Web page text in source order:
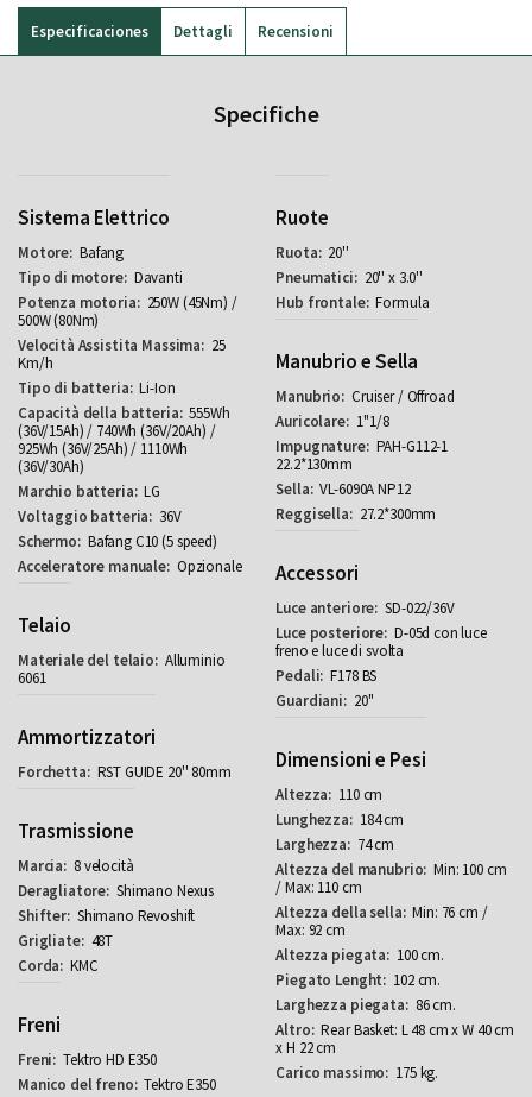
Especificaciones
Specifiche
Sistema Elettrico
Bafang
Davanti
250W (45Nm) /
500W (80Nm)
25
Km/h
Li-Ion
555Wh
(36V/15Ah) / 740Wh (36V/20Ah) /
925Wh (36V/25Ah) / 1110Wh
(36V/30Ah)
LG
36V
Bafang C10 (5 speed)
Opzionale
Telaio
Alluminio
6061
Ammortizzatori
RST GUIDE 20'' 80mm
Trasmissione
8 velocità
Shimano Nexus
Shimano Revoshift
48T
KMC
Freni
Tektro HD E350
Tektro E350
Ruote
20''
20'' x 3.0''
Formula
Manubrio e Sella
Cruiser / Offroad
1''1/8
PAH-G112-1
22.2*130mm
VL-6090A NP12
27.2*300mm
Accessori
SD-022/36V
D-05d con luce
freno e luce di svolta
F178 BS
20''
Dimensioni e Pesi
110 cm
184 cm
74 cm
Min: 100 cm
/ Max: 110 cm
Min: 76 cm /
Max: 92 cm
100 cm.
102 cm.
86 cm.
Rear Basket: L 48 cm x W 40 cm
x H 22 cm
175 kg.
Dettagli Recensioni